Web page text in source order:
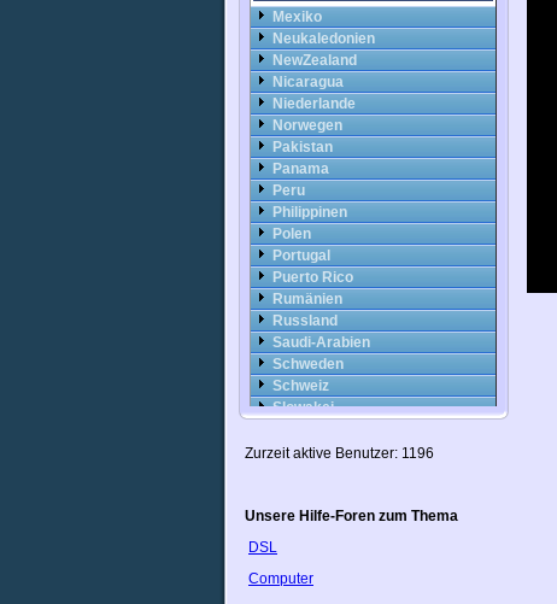
Mexiko
Neukaledonien
NewZealand
Nicaragua
Niederlande
Norwegen
Pakistan
Panama
Peru
Philippinen
Polen
Portugal
Puerto Rico
Rumänien
Russland
Saudi-Arabien
Schweden
Schweiz
Slowakei
Spanien
Syrien
Taiwan
Thailand
Trinidad
Zurzeit aktive Benutzer: 1196
Unsere Hilfe-Foren zum Thema
DSL
Computer